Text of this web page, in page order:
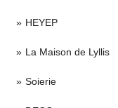
HEYEP
La Maison de Lyllis
Soierie